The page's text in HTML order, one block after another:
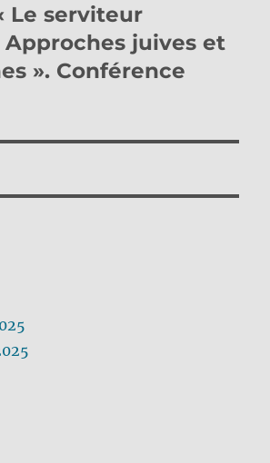
Le serviteur
juives et
». Conférence